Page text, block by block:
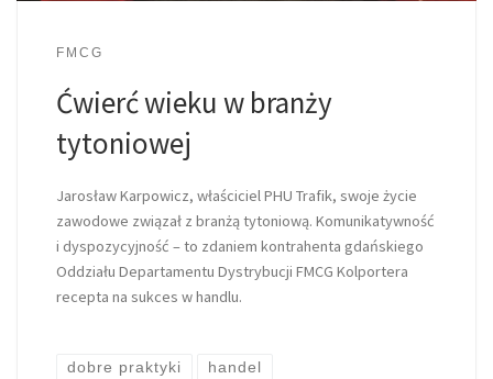
FMCG
Ćwierć wieku w branży
tytoniowej
Jarosław Karpowicz, właściciel PHU Trafik, swoje życie
zawodowe związał z branżą tytoniową. Komunikatywność
i dyspozycyjność – to zdaniem kontrahenta gdańskiego
Oddziału Departamentu Dystrybucji FMCG Kolportera
recepta na sukces w handlu.
dobre praktyki handel